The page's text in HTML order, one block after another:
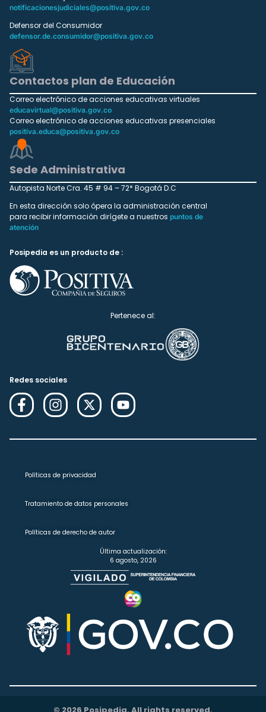
notificacionesjudiciales@positiva.gov.co
Defensor del Consumidor
defensor.de.consumidor@positiva.gov.co
Contactos plan de Educación
Correo electrónico de acciones educativas virtuales
educavirtual@positiva.gov.co
Correo electrónico de acciones educativas presenciales
positiva.educa@positiva.gov.co
Sede Administrativa
Autopista Norte Cra. 45 # 94 – 72* Bogotá D.C
En esta dirección solo ópera la administración central
para recibir información dirígete a nuestros puntos de
atención
Posipedia es un producto de :
Pertenece al:
Redes sociales
Políticas de privacidad
Tratamiento de datos personales
Políticas de derecho de autor
Última actualización:
6 agosto, 2026